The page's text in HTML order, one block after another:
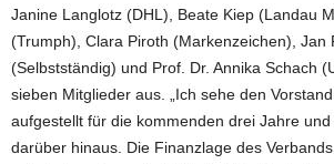
Janine Langlotz (DHL), Beate Kiep (Landau
(Trumph), Clara Piroth (Markenzeichen), Jan
(Selbstständig) und Prof. Dr. Annika Schach
sieben Mitglieder aus. „Ich sehe den
aufgestellt für die kommenden drei Jahre
darüber hinaus. Die Finanzlage des